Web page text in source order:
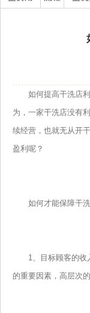
如何提高干洗店利
为，一家干洗店没有
续经营，也就无从开
盈利呢？
如何才能保障干洗
1、目标顾客的收入
的重要因素，高层次